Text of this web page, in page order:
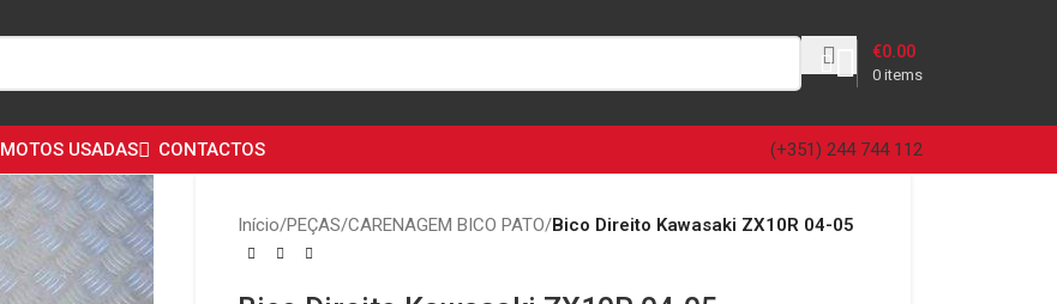
0 items
€0.00
MOTOS USADAS CONTACTOS (+351) 244 744 112
Início/PEÇAS/CARENAGEM BICO PATO/Bico Direito Kawasaki ZX10R 04-05